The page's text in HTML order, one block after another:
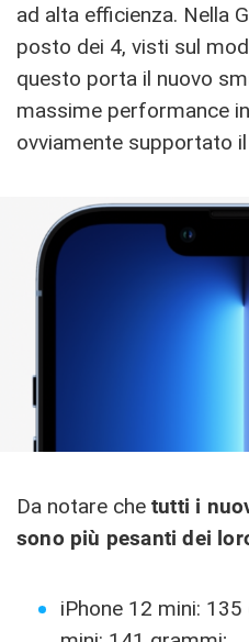
ad alta efficienza. Nella
posto dei 4, visti sul
questo porta il nuovo
massime performance
ovviamente supportato il
Da notare che tutti i
sono più pesanti dei
iPhone 12 mini: